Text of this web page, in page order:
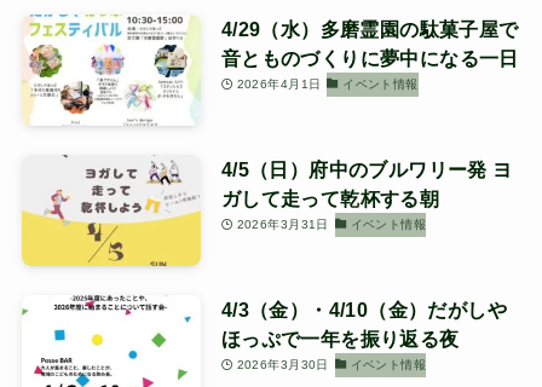
4/29（水）多磨霊園の駄菓子屋で
音とものづくりに夢中になる一日
2026年4月1日 イベント情報
4/5（日）府中のブルワリー発 ヨ
ガして走って乾杯する朝
2026年3月31日 イベント情報
4/3（金）・4/10（金）だがしや
ほっぷで一年を振り返る夜
2026年3月30日 イベント情報